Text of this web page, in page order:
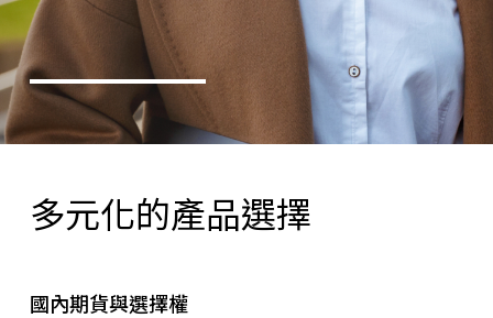
多元化的產品選擇
國內期貨與選擇權